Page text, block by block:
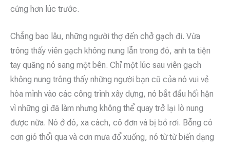
cứng hơn lúc trước.
Chẳng bao lâu, những người thợ đến chở gạch đi. Vừa
trông thấy viên gạch không nung lẫn trong đó, anh ta tiện
tay quăng nó sang một bên. Chỉ một lúc sau viên gạch
không nung trông thấy những người bạn cũ của nó vui vẻ
hòa mình vào các công trình xây dựng, nó bắt đầu hối hận
vì những gì đã làm nhưng không thể quay trở lại lò nung
được nữa. Nó ở đó, xa cách, cô đơn và bị bỏ rơi. Bỗng có
cơn gió thổi qua và cơn mưa đổ xuống, nó từ từ biến dạng